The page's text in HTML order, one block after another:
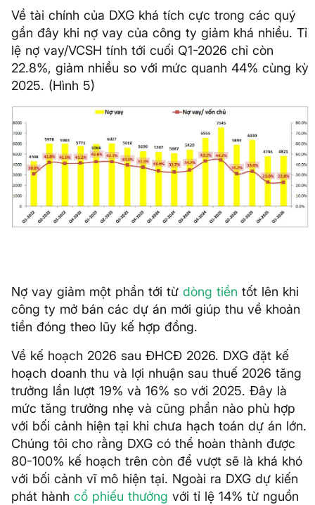
Về tài chính của DXG khá tích cực trong các quý
gần đây khi nợ vay của công ty giảm khá nhiều. Tỉ
lệ nợ vay/VCSH tính tới cuối Q1-2026 chỉ còn
22.8%, giảm nhiều so với mức quanh 44% cùng kỳ
2025. (Hình 5)
Nợ vay giảm một phần tới từ dòng tiền tốt lên khi
công ty mở bán các dự án mới giúp thu về khoản
tiền đóng theo lũy kế hợp đồng.
Về kế hoạch 2026 sau ĐHCĐ 2026. DXG đặt kế
hoạch doanh thu và lợi nhuận sau thuế 2026 tăng
trưởng lần lượt 19% và 16% so với 2025. Đây là
mức tăng trưởng nhẹ và cũng phần nào phù hợp
với bối cảnh hiện tại khi chưa hạch toán dự án lớn.
Chúng tôi cho rằng DXG có thể hoàn thành được
80-100% kế hoạch trên còn để vượt sẽ là khá khó
với bối cảnh vĩ mô hiện tại. Ngoài ra DXG dự kiến
phát hành cổ phiếu thưởng với tỉ lệ 14% từ nguồn